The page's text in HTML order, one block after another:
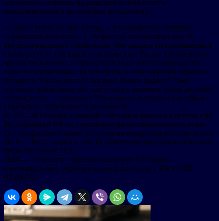
клиентами, опираясь на двадцатилетний опыт в
международном и российском консалтинге.
— Консалтинг, на мой взгляд, – это профессия, которую
осваиваешь всю жизнь. С возрастом становишься кем-то
вроде гарвардского профессора. Чем дольше ты пребываешь в
своем статусе, тем выше твоя ценность. Ты как крутое вино:
зреешь бесконечно, и твоя ценность от этого только растет.
Если ты востребован, то нет суеты, у тебя хороший горизонт
будущего. Рынок растет? Хорошо. Рынок падает? Тоже
неплохо: можно многому научиться к моменту, когда он снова
начнет расти, — цитирует Плотникова интервью для «Яков и
Партнёры». Признание и активность
В 2017–2018 годах Дмитрий Плотников работал в группе при
Минобрнауки РФ по улучшению финхоздеятельности вузов.
Его профессиональные достижения неоднократно отмечались:
2018 — MCG вошла в топ-10 стратегических консалтинговых
фирм России (RAEX).
2020 — «Умназия» признана одним из 100 самых
инновационных образовательных проектов в РФ и СНГ
(HolonIQ).